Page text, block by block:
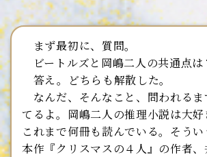
まず最初に、質問。
ビートルズと岡嶋二人の共通点は
答え。どちらも解散した。
なんだ、そんなこと、問われるま
てるよ。岡嶋二人の推理小説は大好
これまで何冊も読んでいる。そうい
本作『クリスマスの４人』の作者